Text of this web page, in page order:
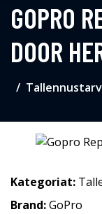
GOPRO
DOOR
Kategoriat:
Brand:GoPro